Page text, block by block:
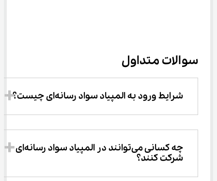
سوالات متداول
شرایط ورود به المپیاد سواد رسانه‌ای چیست؟
چه کسانی می‌توانند در المپیاد سواد رسانه‌ای
شرکت کنند؟